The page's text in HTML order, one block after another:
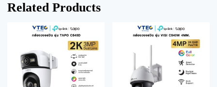
Related Products